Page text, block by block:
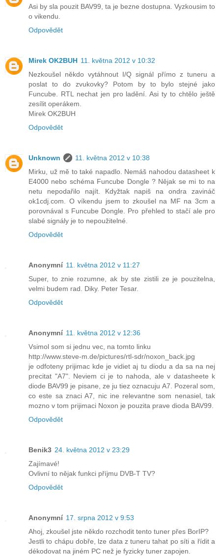
Asi by sla pouzit BAV99, ta je bezne dostupna. Vyzkousim to
o vikendu.
Odpovědět
Mirek OK2BUH 11. května 2012 v 10:32
Nezkoušel někdo vytáhnout I/Q signál přímo z tuneru a
poslat to do zvukovky? Potom by to bylo stejné jako
Funcube. RTL nechat jen pro ladění. Asi ty to chtělo ještě
zesílit operákem.
Mirek OK2BUH
Odpovědět
Unknown
11. května 2012 v 10:38
Mirku, už mě to také napadlo. Nemáš nahodou datasheet k
E4000 nebo schéma Funcube Dongle ? Nějak se mi to na
netu nepodařilo najít. Kdyžtak napiš na ondra zavináč
ok1cdj.com. O víkendu jsem to zkoušel na MF na 3cm a
porovnával s Funcube Dongle. Pro přehled to stačí ale pro
slabé signály je to nepoužitelné.
Odpovědět
Anonymní 11. května 2012 v 11:27
Super, to znie rozumne, ak by ste zistili ze je pouzitelna,
velmi budem rad. Diky. Peter Tesar.
Odpovědět
Anonymní 11. května 2012 v 12:36
Vsimol som si jednu vec, na tomto linku
http://www.steve-m.de/pictures/rtl-sdr/noxon_back.jpg
je odfoteny prijimac kde je vidiet aj tu diodu a da sa na nej
precitat "A7". Neviem ci je to nahoda, ale v datasheete k
diode BAV99 je pisane, ze ju tiez oznacuju A7. Pozeral som,
co este sa znaci A7, nic ine relevantne som nenasiel, tak
mozno v tom prijimaci Noxon je pouzita prave dioda BAV99.
Odpovědět
Benik3 24. května 2012 v 23:29
Zajímavé!
Ovlivní to nějak funkci příjmu DVB-T TV?
Odpovědět
Anonymní 17. srpna 2012 v 9:53
Ahoj, zkoušel jste někdo rozchodit tento tuner přes BorIP?
Jestli to chápu dobře, lze data z tuneru tahat po síti a řídit a
dékodovat na jiném PC než je fyzicky tuner zapojen.